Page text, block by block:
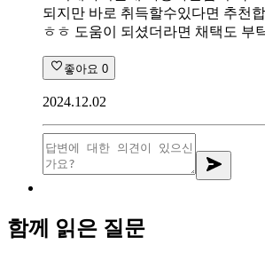
되지만 바로 취득할수있다면 추천
ㅎㅎ 도움이 되셨더라면 채택도 부
좋아요 0
2024.12.02
함께 읽은 질문